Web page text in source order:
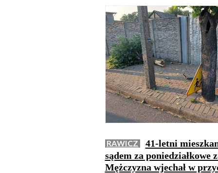
RAWICZ
41-letni
sądem za
Mężczyzna wjechał w